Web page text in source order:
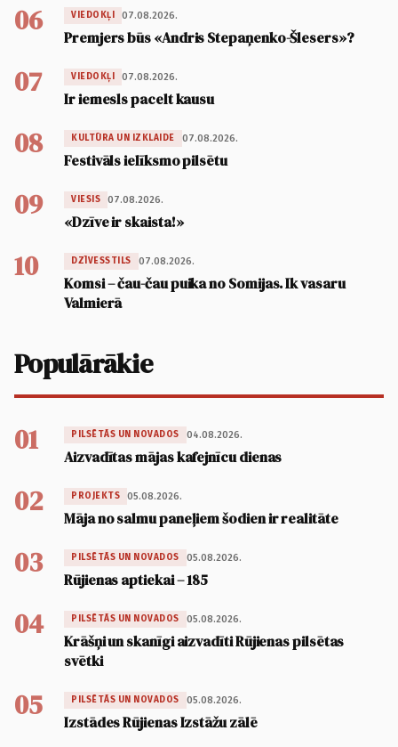
06 VIEDOKĻI 07.08.2026.
Premjers būs «Andris Stepaņenko-Šlesers»?
07 VIEDOKĻI 07.08.2026.
Ir iemesls pacelt kausu
08 KULTŪRA UN IZKLAIDE 07.08.2026.
Festivāls ielīksmo pilsētu
09 VIESIS 07.08.2026.
«Dzīve ir skaista!»
10 DZĪVESSTILS 07.08.2026.
Komsi – čau-čau puika no Somijas. Ik vasaru
Valmierā
Populārākie
01 PILSĒTĀS UN NOVADOS 04.08.2026.
Aizvadītas mājas kafejnīcu dienas
02 PROJEKTS 05.08.2026.
Māja no salmu paneļiem šodien ir realitāte
03 PILSĒTĀS UN NOVADOS 05.08.2026.
Rūjienas aptiekai – 185
04 PILSĒTĀS UN NOVADOS 05.08.2026.
Krāšņi un skanīgi aizvadīti Rūjienas pilsētas
svētki
05 PILSĒTĀS UN NOVADOS 05.08.2026.
Izstādes Rūjienas Izstāžu zālē